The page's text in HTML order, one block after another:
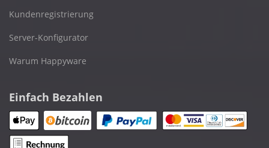
Kundenregistrierung
Server-Konfigurator
Warum Happyware
Einfach Bezahlen